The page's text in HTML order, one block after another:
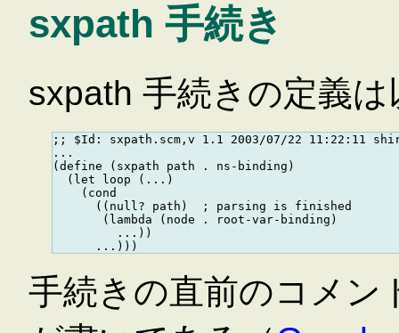
sxpath 手続き
sxpath 手続きの定義
;; $Id: sxpath.scm,v 1.1 2003/07/22 11:22:11
...
(define (sxpath path . ns-binding)
  (let loop (...)
    (cond
      ((null? path)  ; parsing is finished
       (lambda (node . root-var-binding)
         ...))
手続きの直前のコメン